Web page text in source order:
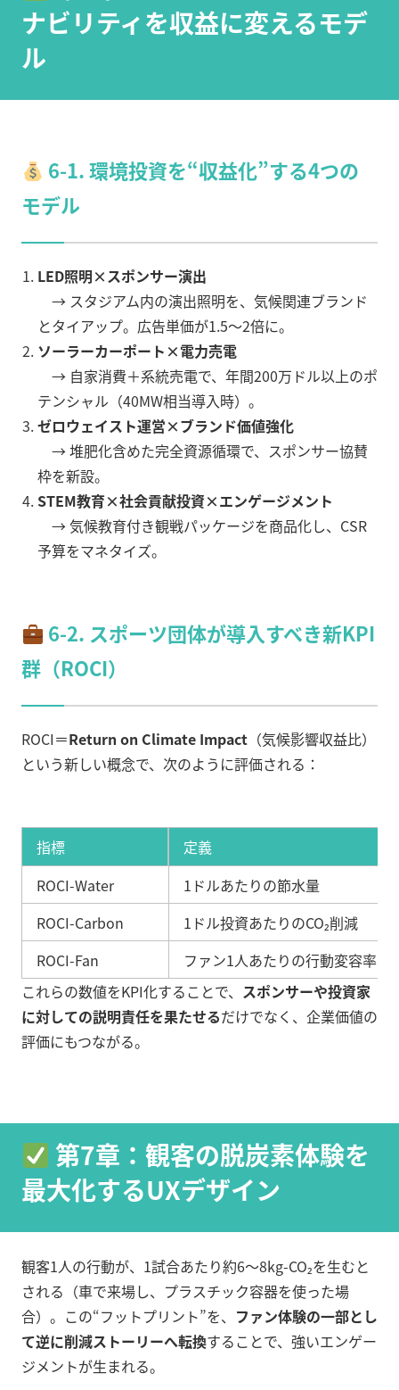
ナビリティを収益に変えるモデ
ル
6-1. 環境投資を“収益化”する4つの
モデル
LED照明×スポンサー演出
→ スタジアム内の演出照明を、気候関連ブランド
とタイアップ。広告単価が1.5〜2倍に。
ソーラーカーポート×電力売電
→ 自家消費＋系統売電で、年間200万ドル以上のポ
テンシャル（40MW相当導入時）。
ゼロウェイスト運営×ブランド価値強化
→ 堆肥化含めた完全資源循環で、スポンサー協賛
枠を新設。
STEM教育×社会貢献投資×エンゲージメント
→ 気候教育付き観戦パッケージを商品化し、CSR
予算をマネタイズ。
6-2. スポーツ団体が導入すべき新KPI
群（ROCI）
ROCI＝Return on Climate Impact （気候影響収益比）
という新しい概念で、次のように評価される：
指標
定義
ROCI-Water
1ドルあたりの節水量
ROCI-Carbon
1ドル投資あたりのCO₂削減
ROCI-Fan
ファン1人あたりの行動変容率
これらの数値をKPI化することで、 スポンサーや投資家
に対しての説明責任を果たせるだけでなく、企業価値の
評価にもつながる。
第7章：観客の脱炭素体験を
最大化するUXデザイン
観客1人の行動が、1試合あたり約6〜8kg-CO₂を生むと
される（車で来場し、プラスチック容器を使った場
合）。この“フットプリント”を、 ファン体験の一部とし
て逆に削減ストーリーへ転換することで、強いエンゲー
ジメントが生まれる。